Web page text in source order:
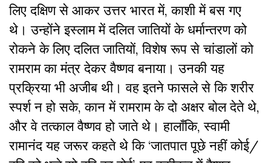
लिए दक्षिण से आकर उत्तर भारत में, काशी में बस गए
थे। उन्होंने इस्लाम में दलित जातियों के धर्मान्तरण को
रोकने के लिए दलित जातियों, विशेष रूप से चांडालों को
रामराम का मंत्र देकर वैष्णव बनाया। उनकी यह
प्रक्रिया भी अजीब थी। वह इतने फासले से कि शरीर
स्पर्श न हो सके, कान में रामराम के दो अक्षर बोल देते थे,
और वे तत्काल वैष्णव हो जाते थे। हालाँकि, स्वामी
रामानंद यह जरूर कहते थे कि ‘जातपात पूछे नहीं कोई/